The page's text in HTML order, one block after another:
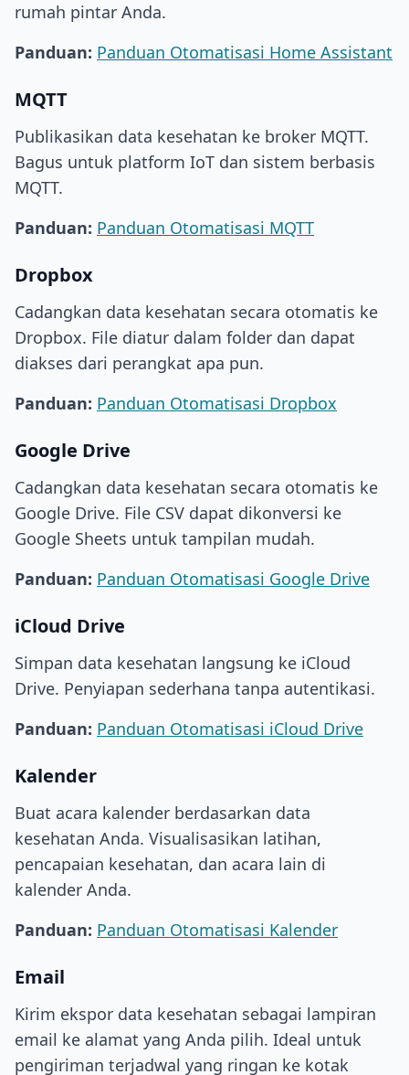
rumah pintar Anda.
Panduan: Panduan Otomatisasi Home Assistant
MQTT
Publikasikan data kesehatan ke broker MQTT.
Bagus untuk platform IoT dan sistem berbasis
MQTT.
Panduan: Panduan Otomatisasi MQTT
Dropbox
Cadangkan data kesehatan secara otomatis ke
Dropbox. File diatur dalam folder dan dapat
diakses dari perangkat apa pun.
Panduan: Panduan Otomatisasi Dropbox
Google Drive
Cadangkan data kesehatan secara otomatis ke
Google Drive. File CSV dapat dikonversi ke
Google Sheets untuk tampilan mudah.
Panduan: Panduan Otomatisasi Google Drive
iCloud Drive
Simpan data kesehatan langsung ke iCloud
Drive. Penyiapan sederhana tanpa autentikasi.
Panduan: Panduan Otomatisasi iCloud Drive
Kalender
Buat acara kalender berdasarkan data
kesehatan Anda. Visualisasikan latihan,
pencapaian kesehatan, dan acara lain di
kalender Anda.
Panduan: Panduan Otomatisasi Kalender
Email
Kirim ekspor data kesehatan sebagai lampiran
email ke alamat yang Anda pilih. Ideal untuk
pengiriman terjadwal yang ringan ke kotak